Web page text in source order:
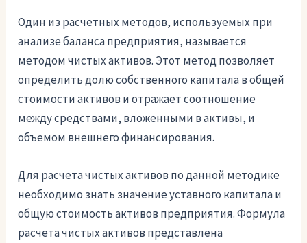
Один из расчетных методов, используемых при
анализе баланса предприятия, называется
методом чистых активов. Этот метод позволяет
определить долю собственного капитала в общей
стоимости активов и отражает соотношение
между средствами, вложенными в активы, и
объемом внешнего финансирования.
Для расчета чистых активов по данной методике
необходимо знать значение уставного капитала и
общую стоимость активов предприятия. Формула
расчета чистых активов представлена